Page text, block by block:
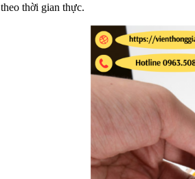
theo thời gian thực.